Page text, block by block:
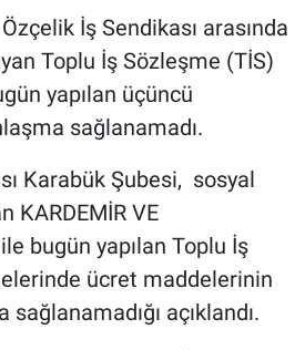
İş Sendikası arasında
Toplu İş Sözleşme (TİS)
yapılan üçüncü
sağlanamadı.
Karabük Şubesi, sosyal
KARDEMİR VE
bugün yapılan Toplu İş
ücret maddelerinin
açıklandı.